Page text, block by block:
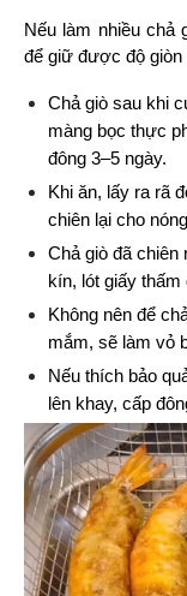
Nếu làm nhiều chả
để giữ được độ
Chả giò sau khi
màng bọc thực
đông 3–5 ngày.
Khi ăn, lấy ra rã
chiên lại cho
Chả giò đã chiên
kín, lót giấy
Không nên để
mắm, sẽ làm vỏ
Nếu thích bảo
lên khay, cấp